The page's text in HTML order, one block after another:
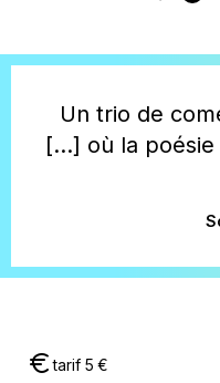
Un trio de
[...] où la
tarif 5 €